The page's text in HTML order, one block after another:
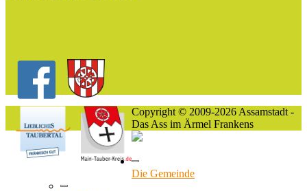
Copyright © 2009-2026 Assamstadt -
Das Ass im Ärmel Frankens
Die Gemeinde